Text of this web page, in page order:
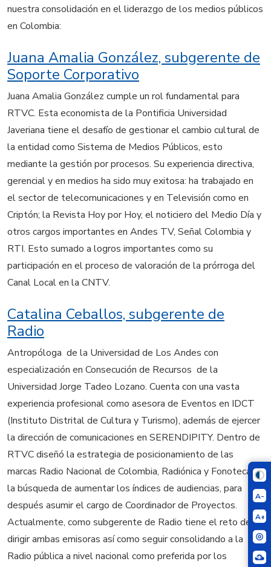
A-
A+
nuestra consolidación en el liderazgo de los medios públicos
en Colombia:
Juana Amalia González, subgerente de
Soporte Corporativo
Juana Amalia González cumple un rol fundamental para
RTVC. Esta economista de la Pontificia Universidad
Javeriana tiene el desafío de gestionar el cambio cultural de
la entidad como Sistema de Medios Públicos, esto
mediante la gestión por procesos. Su experiencia directiva,
gerencial y en medios ha sido muy exitosa: ha trabajado en
el sector de telecomunicaciones y en Televisión como en
Criptón; la Revista Hoy por Hoy, el noticiero del Medio Día y
otros cargos importantes en Andes TV, Señal Colombia y
RTI. Esto sumado a logros importantes como su
participación en el proceso de valoración de la prórroga del
Canal Local en la CNTV.
Catalina Ceballos, subgerente de
Radio
Antropóloga de la Universidad de Los Andes con
especialización en Consecución de Recursos de la
Universidad Jorge Tadeo Lozano. Cuenta con una vasta
experiencia profesional como asesora de Eventos en IDCT
(Instituto Distrital de Cultura y Turismo), además de ejercer
la dirección de comunicaciones en SERENDIPITY. Dentro de
RTVC diseñó la estrategia de posicionamiento de las
marcas Radio Nacional de Colombia, Radiónica y Fonoteca en
la búsqueda de aumentar los índices de audiencias, para
después asumir el cargo de Coordinador de Proyectos.
Actualmente, como subgerente de Radio tiene el reto de
dirigir ambas emisoras así como seguir consolidando a la
Radio pública a nivel nacional como preferida por los